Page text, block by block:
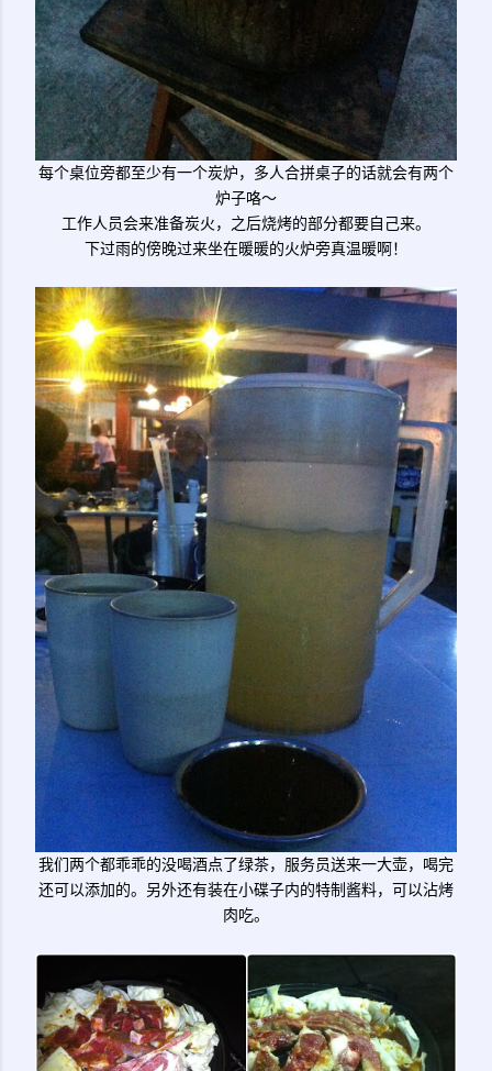
每个桌位旁都至少有一个炭炉，多人合拼桌子的话就会有两个
炉子咯～
工作人员会来准备炭火，之后烧烤的部分都要自己来。
下过雨的傍晚过来坐在暖暖的火炉旁真温暖啊！
我们两个都乖乖的没喝酒点了绿茶，服务员送来一大壶，喝完
还可以添加的。另外还有装在小碟子内的特制酱料，可以沾烤
肉吃。